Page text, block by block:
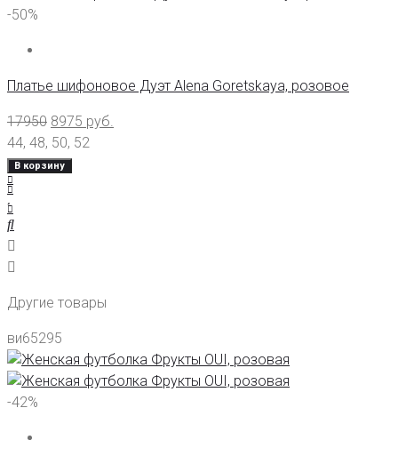
-50%
Платье шифоновое Дуэт Alena Goretskaya, розовое
17950 8975 руб.
44, 48, 50, 52
В корзину
Другие товары
ви65295
-42%